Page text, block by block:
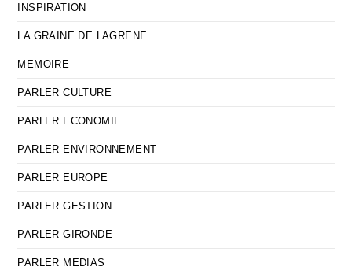
INSPIRATION
LA GRAINE DE LAGRENE
MEMOIRE
PARLER CULTURE
PARLER ECONOMIE
PARLER ENVIRONNEMENT
PARLER EUROPE
PARLER GESTION
PARLER GIRONDE
PARLER MEDIAS